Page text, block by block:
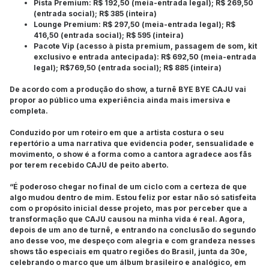
Pista Premium: R$ 192,50 (meia-entrada legal); R$ 269,50
(entrada social); R$ 385 (inteira)
Lounge Premium: R$ 297,50 (meia-entrada legal); R$
416,50 (entrada social); R$ 595 (inteira)
Pacote Vip (acesso à pista premium, passagem de som, kit
exclusivo e entrada antecipada): R$ 692,50 (meia-entrada
legal); R$769,50 (entrada social); R$ 885 (inteira)
De acordo com a produção do show, a turnê BYE BYE CAJU vai
propor ao público uma experiência ainda mais imersiva e
completa.
Conduzido por um roteiro em que a artista costura o seu
repertório a uma narrativa que evidencia poder, sensualidade e
movimento, o show é a forma como a cantora agradece aos fãs
por terem recebido CAJU de peito aberto.
“É poderoso chegar no final de um ciclo com a certeza de que
algo mudou dentro de mim. Estou feliz por estar não só satisfeita
com o propósito inicial desse projeto, mas por perceber que a
transformação que CAJU causou na minha vida é real. Agora,
depois de um ano de turnê, e entrando na conclusão do segundo
ano desse voo, me despeço com alegria e com grandeza nesses
shows tão especiais em quatro regiões do Brasil, junta da 30e,
celebrando o marco que um álbum brasileiro e analógico, em